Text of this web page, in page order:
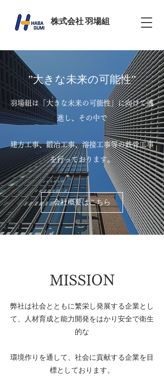
​株式会社 羽場組
”大きな未来の可能性”
羽場組は「大きな未来の可能性」に向けて邁
進し、その中で
建方工事、鍛冶工事、溶接工事等の鉄骨工事
を行っております。
会社概要はこちら
MISSION
弊社は社会とともに繁栄し発展する企業とし
て、人材育成と能力開発をはかり安全で衛生
的な
環境作りを通して、社会に貢献する企業を目
標としております。